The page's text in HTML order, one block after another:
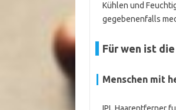
Kühlen und
gegebenenfalls
Für wen ist
Menschen mit